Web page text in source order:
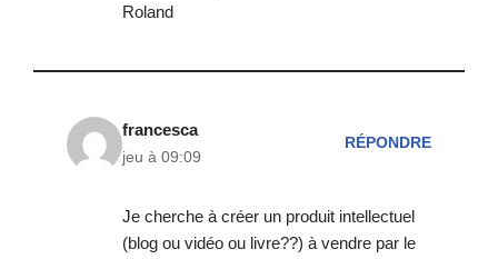
Roland
francesca
jeu à 09:09
RÉPONDRE
Je cherche à créer un produit intellectuel
(blog ou vidéo ou livre??) à vendre par le